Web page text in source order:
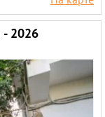
- 2026